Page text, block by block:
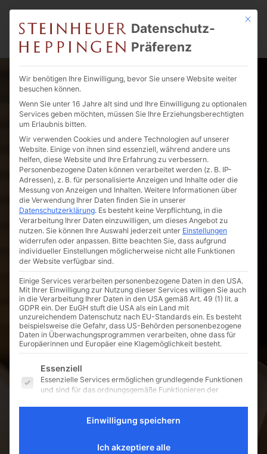
Steinheuer Heppingen oHG
Landskroner Straße 110
53474 Bad Neuenahr-Ahrweiler
Ortsteil Heppingen
Telefon |02641-94 86 0
Telefax | 02641-94 86 10
Email |info@steinheuers.de
Mit
Datenschutz-
Präferenz
Wir benötigen Ihre Einwilligung, bevor Sie unsere Website weiter
besuchen können.
Wenn Sie unter 16 Jahre alt sind und Ihre Einwilligung zu optionalen
Services geben möchten, müssen Sie Ihre Erziehungsberechtigten
um Erlaubnis bitten.
Wir verwenden Cookies und andere Technologien auf unserer
Website. Einige von ihnen sind essenziell, während andere uns
helfen, diese Website und Ihre Erfahrung zu verbessern.
Personenbezogene Daten können verarbeitet werden (z. B. IP-
Adressen), z. B. für personalisierte Anzeigen und Inhalte oder die
Messung von Anzeigen und Inhalten. Weitere Informationen über
die Verwendung Ihrer Daten finden Sie in unserer
Datenschutzerklärung. Es besteht keine Verpflichtung, in die
Verarbeitung Ihrer Daten einzuwilligen, um dieses Angebot zu
nutzen. Sie können Ihre Auswahl jederzeit unter Einstellungen
widerrufen oder anpassen. Bitte beachten Sie, dass aufgrund
individueller Einstellungen möglicherweise nicht alle Funktionen
der Website verfügbar sind.
Einige Services verarbeiten personenbezogene Daten in den USA.
Mit Ihrer Einwilligung zur Nutzung dieser Services willigen Sie auch
in die Verarbeitung Ihrer Daten in den USA gemäß Art. 49 (1) lit. a
GDPR ein. Der EuGH stuft die USA als ein Land mit
unzureichendem Datenschutz nach EU-Standards ein. Es besteht
beispielsweise die Gefahr, dass US-Behörden personenbezogene
Daten in Überwachungsprogrammen verarbeiten, ohne dass für
Europäerinnen und Europäer eine Klagemöglichkeit besteht.
Es folgt eine Liste der Service-Gruppen, für die eine
Essenziell
Essenzielle Services ermöglichen grundlegende Funktionen
und sind für das ordnungsgemäße Funktionieren der
Externe Medien
Inhalte von Videoplattformen und Social-Media-Plattformen
akzeptiert werden, ist für den Zugriff auf diese Inhalte keine
Einwilligung speichern
Ich akzeptiere alle